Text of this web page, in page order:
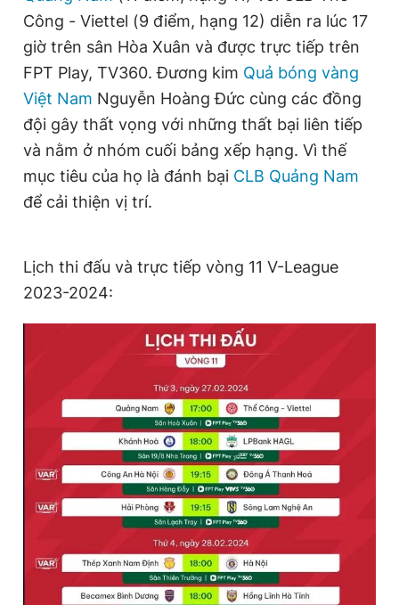
Công - Viettel (9 điểm, hạng 12) diễn ra lúc 17
giờ trên sân Hòa Xuân và được trực tiếp trên
FPT Play, TV360. Đương kim Quả bóng vàng
Việt Nam Nguyễn Hoàng Đức cùng các đồng
đội gây thất vọng với những thất bại liên tiếp
và nằm ở nhóm cuối bảng xếp hạng. Vì thế
mục tiêu của họ là đánh bại CLB Quảng Nam
để cải thiện vị trí.
Lịch thi đấu và trực tiếp vòng 11 V-League
2023-2024: